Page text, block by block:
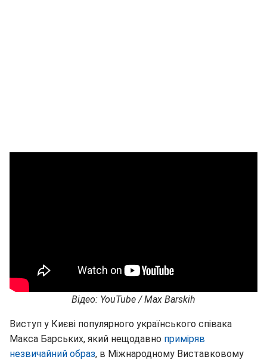
Відео: YouTube / Max Barskih
Виступ у Києві популярного українського співака
Макса Барських, який нещодавно приміряв
незвичайний образ, в Міжнародному Виставковому